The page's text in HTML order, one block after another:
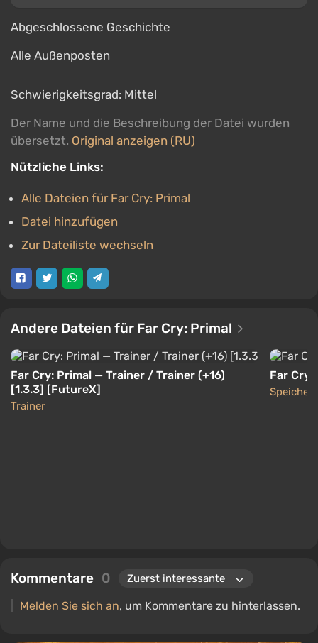
Abgeschlossene Geschichte
Alle Außenposten
Schwierigkeitsgrad: Mittel
Der Name und die Beschreibung der Datei wurden
übersetzt. Original anzeigen (RU)
Nützliche Links:
Alle Dateien für Far Cry: Primal
Datei hinzufügen
Zur Dateiliste wechseln
Andere Dateien für Far Cry: Primal
Far Cry: Primal — Trainer / Trainer (+16)
[1.3.3] [FutureX]
Trainer
Far Cry:
Kommentare 0
Melden Sie sich an, um Kommentare zu hinterlassen.